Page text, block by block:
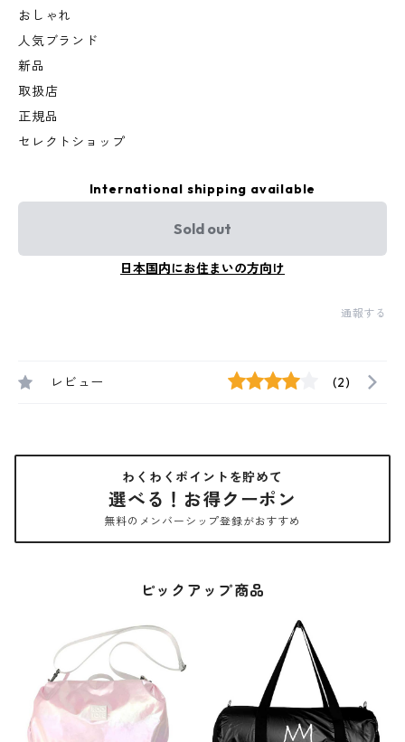
おしゃれ
人気ブランド
新品
取扱店
正規品
セレクトショップ
International shipping available
Sold out
日本国内にお住まいの方向け
通報する
レビュー (2)
わくわくポイントを貯めて
選べる！お得クーポン
無料のメンバーシップ登録がおすすめ
ピックアップ商品